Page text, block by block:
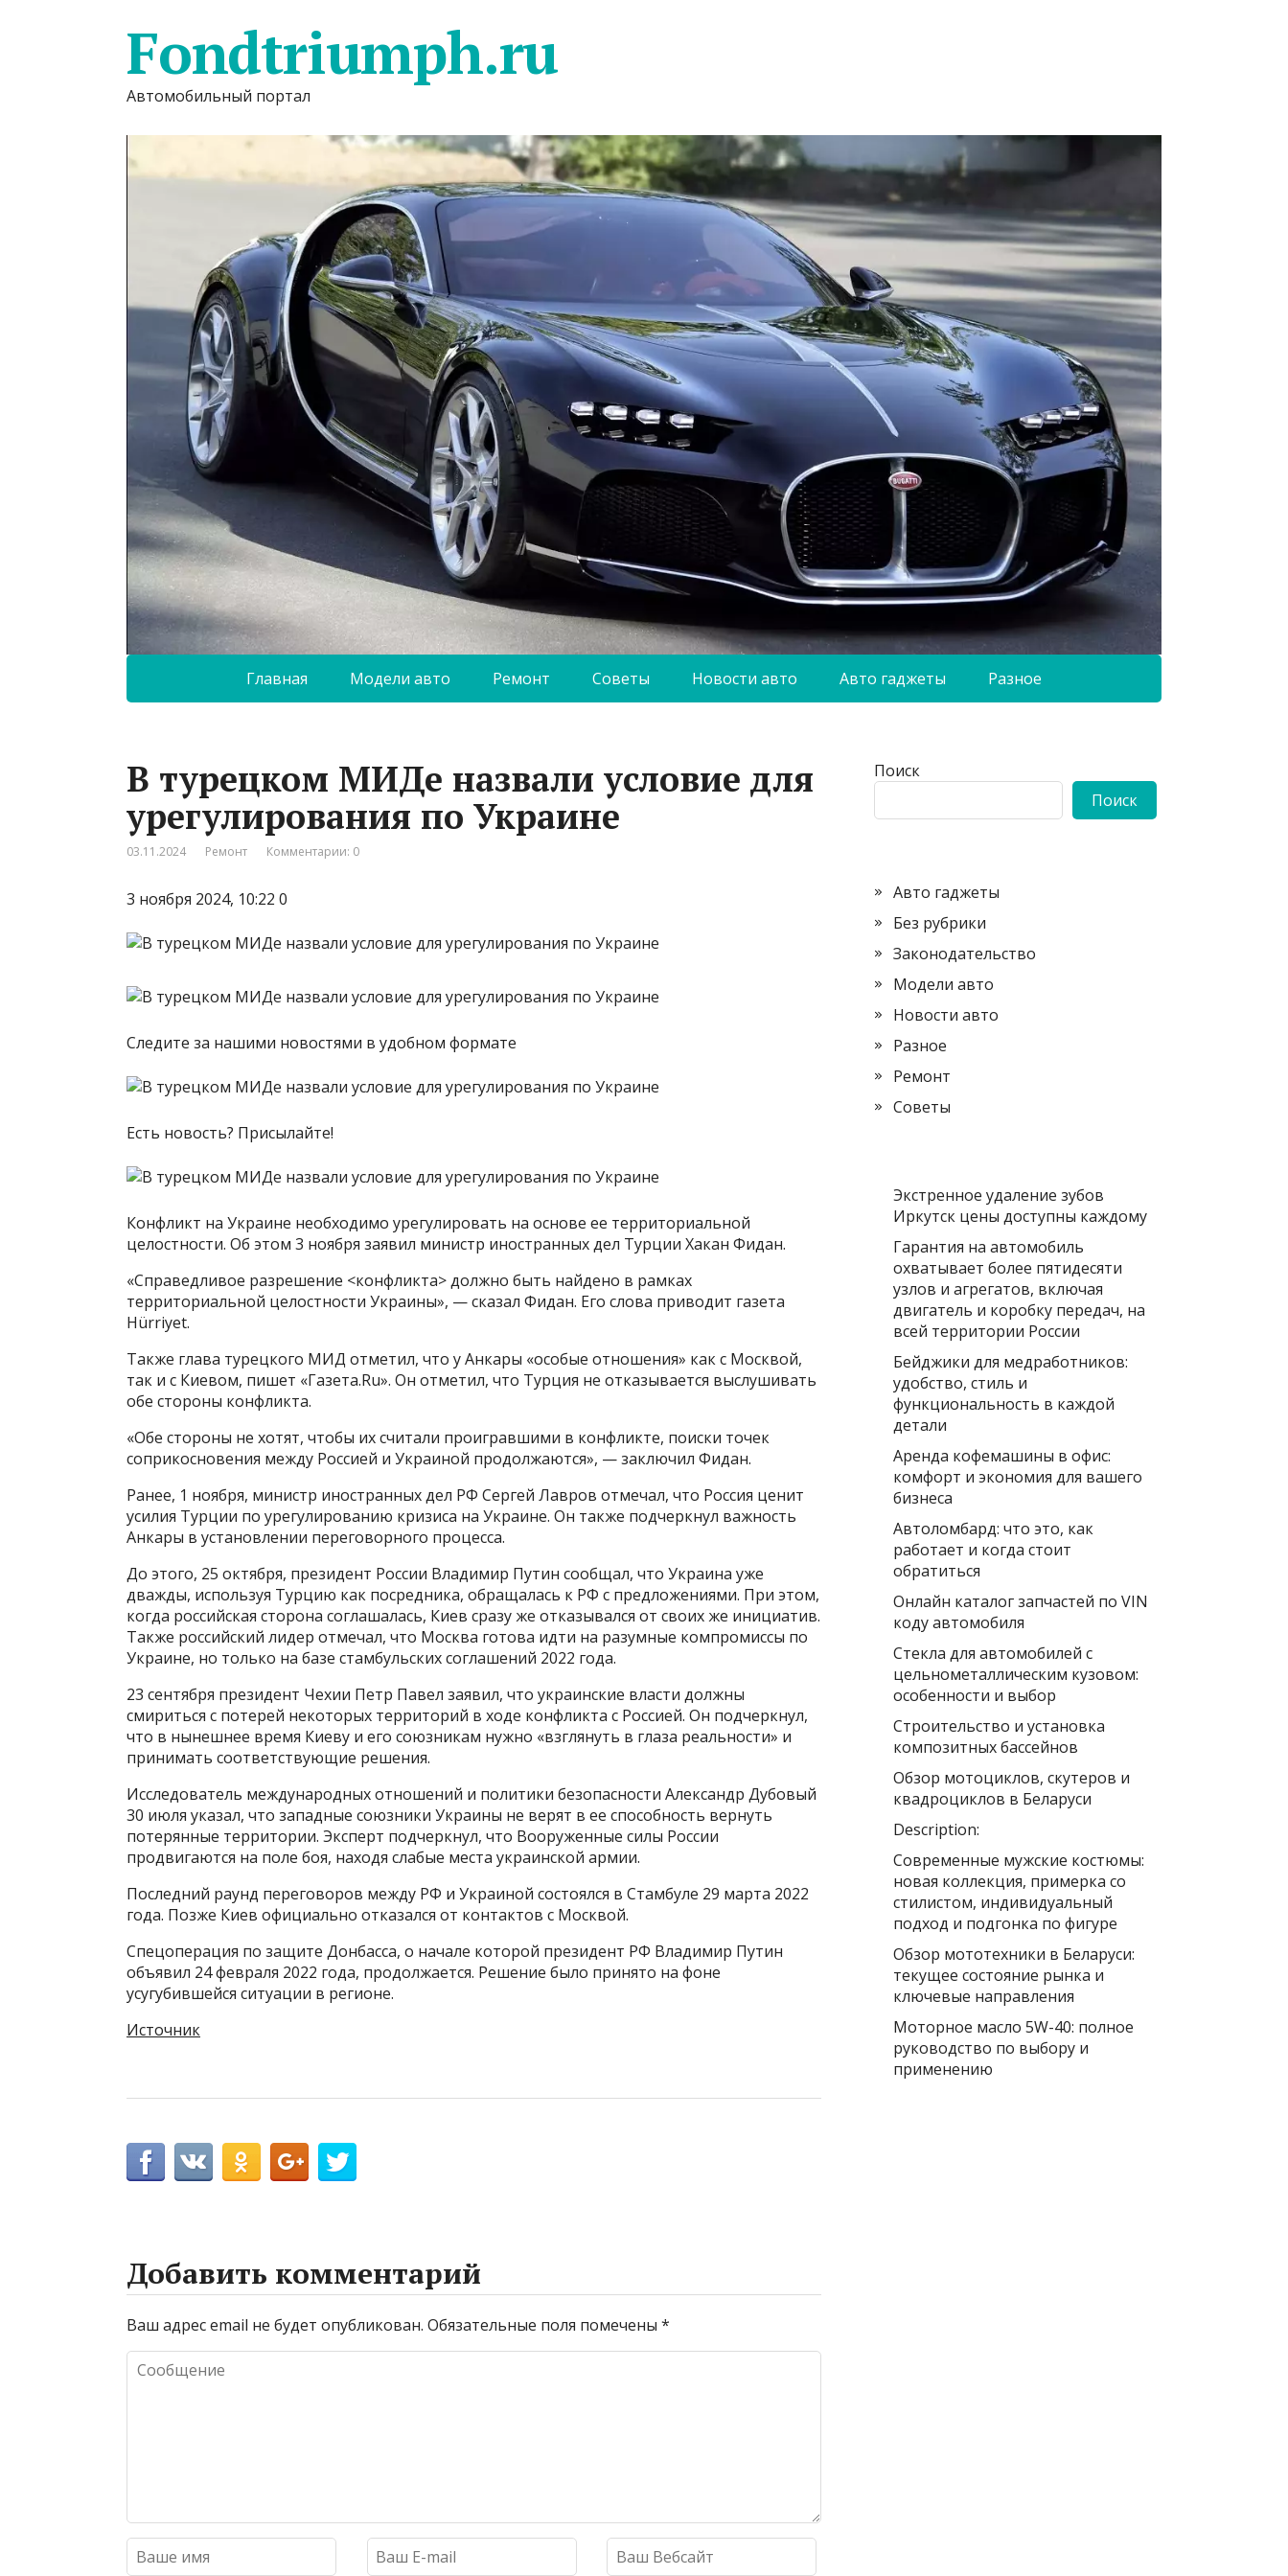
Fondtriumph.ru
Автомобильный портал
Главная Модели авто Ремонт Советы Новости авто Авто гаджеты Разное
В турецком МИДе назвали условие для
урегулирования по Украине
03.11.2024 Ремонт Комментарии: 0
3 ноября 2024, 10:22 0
Следите за нашими новостями в удобном формате
Есть новость? Присылайте!
Конфликт на Украине необходимо урегулировать на основе ее территориальной
целостности. Об этом 3 ноября заявил министр иностранных дел Турции Хакан Фидан.
«Справедливое разрешение <конфликта> должно быть найдено в рамках
территориальной целостности Украины», — сказал Фидан. Его слова приводит газета
Hürriyet.
Также глава турецкого МИД отметил, что у Анкары «особые отношения» как с Москвой,
так и с Киевом, пишет «Газета.Ru». Он отметил, что Турция не отказывается выслушивать
обе стороны конфликта.
«Обе стороны не хотят, чтобы их считали проигравшими в конфликте, поиски точек
соприкосновения между Россией и Украиной продолжаются», — заключил Фидан.
Ранее, 1 ноября, министр иностранных дел РФ Сергей Лавров отмечал, что Россия ценит
усилия Турции по урегулированию кризиса на Украине. Он также подчеркнул важность
Анкары в установлении переговорного процесса.
До этого, 25 октября, президент России Владимир Путин сообщал, что Украина уже
дважды, используя Турцию как посредника, обращалась к РФ с предложениями. При этом,
когда российская сторона соглашалась, Киев сразу же отказывался от своих же инициатив.
Также российский лидер отмечал, что Москва готова идти на разумные компромиссы по
Украине, но только на базе стамбульских соглашений 2022 года.
23 сентября президент Чехии Петр Павел заявил, что украинские власти должны
смириться с потерей некоторых территорий в ходе конфликта с Россией. Он подчеркнул,
что в нынешнее время Киеву и его союзникам нужно «взглянуть в глаза реальности» и
принимать соответствующие решения.
Исследователь международных отношений и политики безопасности Александр Дубовый
30 июля указал, что западные союзники Украины не верят в ее способность вернуть
потерянные территории. Эксперт подчеркнул, что Вооруженные силы России
продвигаются на поле боя, находя слабые места украинской армии.
Последний раунд переговоров между РФ и Украиной состоялся в Стамбуле 29 марта 2022
года. Позже Киев официально отказался от контактов с Москвой.
Спецоперация по защите Донбасса, о начале которой президент РФ Владимир Путин
объявил 24 февраля 2022 года, продолжается. Решение было принято на фоне
усугубившейся ситуации в регионе.
Источник
Добавить комментарий
Ваш адрес email не будет опубликован. Обязательные поля помечены *
Поиск
Поиск
Авто гаджеты
Без рубрики
Законодательство
Модели авто
Новости авто
Разное
Ремонт
Советы
Экстренное удаление зубов
Иркутск цены доступны каждому
Гарантия на автомобиль
охватывает более пятидесяти
узлов и агрегатов, включая
двигатель и коробку передач, на
всей территории России
Бейджики для медработников:
удобство, стиль и
функциональность в каждой
детали
Аренда кофемашины в офис:
комфорт и экономия для вашего
бизнеса
Автоломбард: что это, как
работает и когда стоит
обратиться
Онлайн каталог запчастей по VIN
коду автомобиля
Стекла для автомобилей с
цельнометаллическим кузовом:
особенности и выбор
Строительство и установка
композитных бассейнов
Обзор мотоциклов, скутеров и
квадроциклов в Беларуси
Description:
Современные мужские костюмы:
новая коллекция, примерка со
стилистом, индивидуальный
подход и подгонка по фигуре
Обзор мототехники в Беларуси:
текущее состояние рынка и
ключевые направления
Моторное масло 5W-40: полное
руководство по выбору и
применению